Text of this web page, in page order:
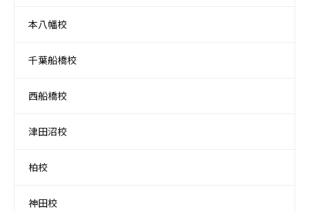
本八幡校
千葉船橋校
西船橋校
津田沼校
柏校
神田校